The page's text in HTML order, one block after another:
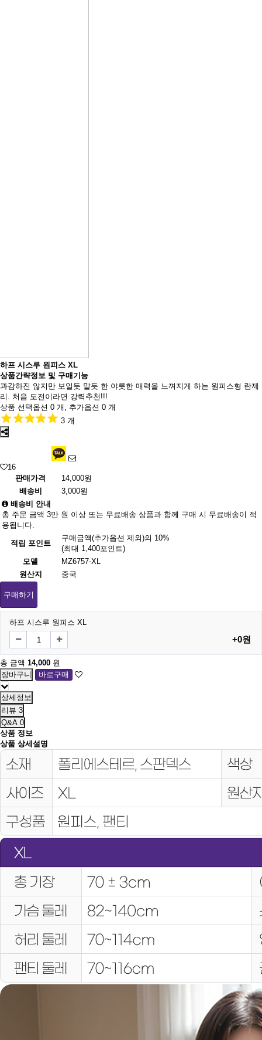
하프 시스루 원피스 XL
상품간략정보 및 구매기능
과감하진 않지만 보일듯 말듯 한 야릇한 매력을 느껴지게 하는 원피스형 란제
리. 처음 도전이라면 강력추천!!!
상품 선택옵션 0 개, 추가옵션 0 개
3 개
16
판매가격
14,000원
배송비
3,000원
배송비 안내
총 주문 금액 3만 원 이상 또는 무료배송 상품과 함께 구매 시 무료배송이 적
용됩니다.
적립 포인트
구매금액(추가옵션 제외)의 10%
(최대 1,400포인트)
모델
MZ6757-XL
원산지
중국
구매하기
하프 시스루 원피스 XL
+0원
총 금액 14,000 원
상세정보
리뷰 3
Q&A 0
상품 정보
상품 상세설명